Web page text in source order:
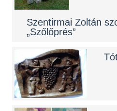
Szentirmai Zoltán
„Szőlőprés”